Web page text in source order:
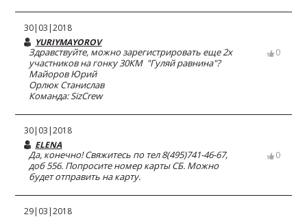
30|03|2018
YURIYMAYOROV
Здравствуйте, можно зарегистрировать еще 2х
участников на гонку 30КМ "Гуляй равнина"?
Майоров Юрий
Орлюк Станислав
Команда: SizCrew
0
30|03|2018
ELENA
Да, конечно! Свяжитесь по тел 8(495)741-46-67,
доб 556. Попросите номер карты СБ. Можно
будет отправить на карту.
0
29|03|2018